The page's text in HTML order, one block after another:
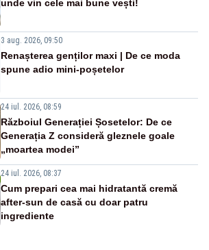
unde vin cele mai bune vești!
3 aug. 2026, 09:50
Renașterea genților maxi | De ce moda
spune adio mini-poșetelor
24 iul. 2026, 08:59
Războiul Generației Șosetelor: De ce
Generația Z consideră gleznele goale
„moartea modei”
24 iul. 2026, 08:37
Cum prepari cea mai hidratantă cremă
after-sun de casă cu doar patru
ingrediente